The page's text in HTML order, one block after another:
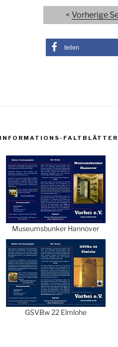
< Vorherige
teilen
INFORMATIONS-FALTBLÄTTER
Museumsbunker Hannover
GSVBw 22 Elmlohe